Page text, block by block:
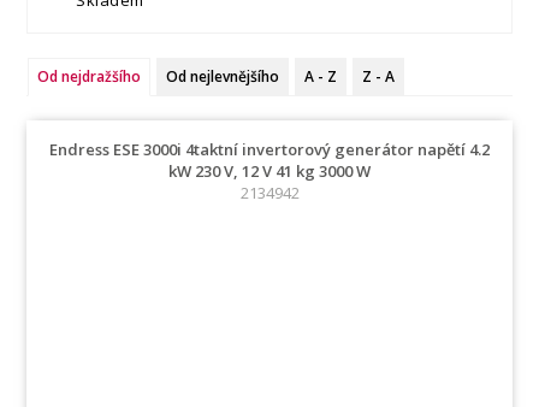
Od nejdražšího Od nejlevnějšího A - Z Z - A
Endress ESE 3000i 4taktní invertorový generátor napětí 4.2
kW 230 V, 12 V 41 kg 3000 W
2134942